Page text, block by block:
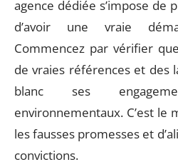
agence dédiée s’impose de
d’avoir une vraie
Commencez par vérifier
de vraies références et des
blanc ses
environnementaux. C’est le
les fausses promesses et
convictions.